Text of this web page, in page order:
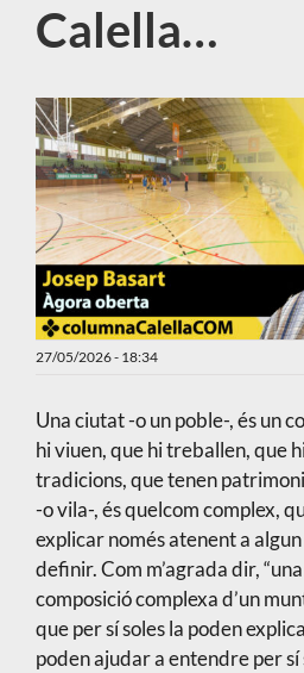
Calella…
27/05/2026 - 18:34
Una ciutat -o un poble-, és un
hi viuen, que hi treballen, que
tradicions, que tenen
-o vila-, és quelcom complex,
explicar només atenent a
definir. Com m’agrada dir,
composició complexa d’un
que per sí soles la poden
poden ajudar a entendre per sí